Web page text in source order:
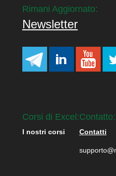
Rimani Aggiornato:
Newsletter
Corsi di Excel:
I nostri corsi
Contatto:
Contatti